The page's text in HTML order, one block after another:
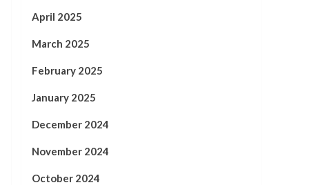
April 2025
March 2025
February 2025
January 2025
December 2024
November 2024
October 2024